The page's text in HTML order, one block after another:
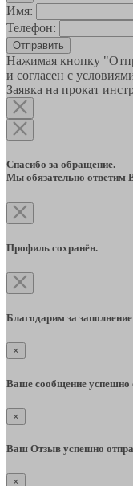
Имя:
Телефон:
Отправить
Нажимая кнопку
и согласен с
Заявка на прокат
Спасибо за обращение.
Мы обязательно ответим
Профиль сохранён.
Благодарим за
×
Ваше сообщение успешно
×
Ваш Отзыв успешно
×